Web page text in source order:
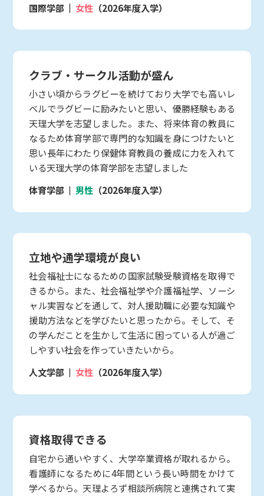
国際学部
女性 （2026年度入学）
クラブ・サークル活動が盛ん
小さい頃からラグビーを続けており大学でも高いレ
ベルでラグビーに励みたいと思い、優勝経験もある
天理大学を志望しました。また、将来体育の教員に
なるため体育学部で専門的な知識を身につけたいと
思い長年にわたり保健体育教員の養成に力を入れて
いる天理大学の体育学部を志望しました
体育学部
男性 （2026年度入学）
立地や通学環境が良い
社会福祉士になるための国家試験受験資格を取得で
きるから。また、社会福祉学や介護福祉学、ソーシ
ャル実習などを通して、対人援助職に必要な知識や
援助方法などを学びたいと思ったから。そして、そ
の学んだことを生かして生活に困っている人が過ご
しやすい社会を作っていきたいから。
人文学部
女性 （2026年度入学）
資格取得できる
自宅から通いやすく、大学卒業資格が取れるから。
看護師になるために4年間という長い時間をかけて
学べるから。天理よろず相談所病院と連携されて実